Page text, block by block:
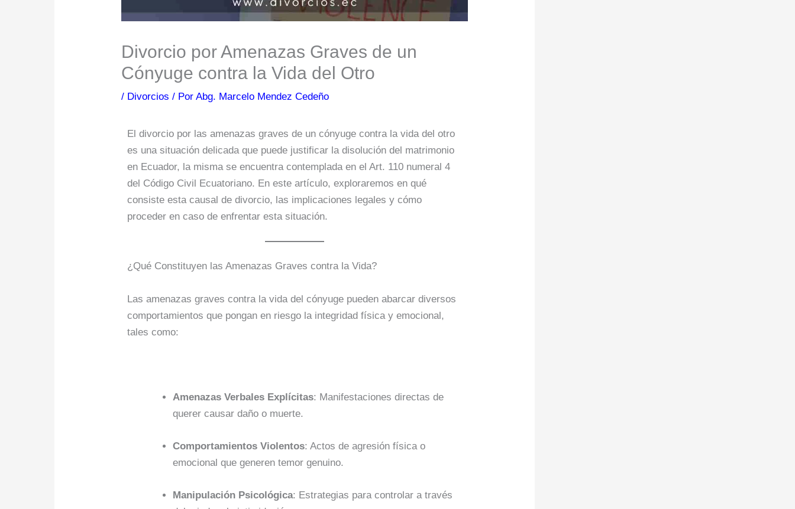
Divorcio por Amenazas Graves de un
Cónyuge contra la Vida del Otro
/ Divorcios / PorAbg. Marcelo Mendez Cedeño
El divorcio por las amenazas graves de un cónyuge contra la vida del otro
es una situación delicada que puede justificar la disolución del matrimonio
en Ecuador, la misma se encuentra contemplada en el Art. 110 numeral 4
del Código Civil Ecuatoriano. En este artículo, exploraremos en qué
consiste esta causal de divorcio, las implicaciones legales y cómo
proceder en caso de enfrentar esta situación.
¿Qué Constituyen las Amenazas Graves contra la Vida?
Las amenazas graves contra la vida del cónyuge pueden abarcar diversos
comportamientos que pongan en riesgo la integridad física y emocional,
tales como:
Amenazas Verbales Explícitas: Manifestaciones directas de
querer causar daño o muerte.
Comportamientos Violentos: Actos de agresión física o
emocional que generen temor genuino.
Manipulación Psicológica: Estrategias para controlar a través